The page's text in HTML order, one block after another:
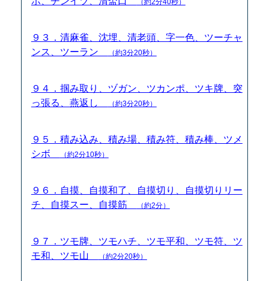
９３．清麻雀、沈埋、清老頭、字一色、ツーチャ
ンス、ツーラン
（約3分20秒）
９４．掴み取り、ヅガン、ツカンポ、ツキ牌、突
っ張る、燕返し
（約3分20秒）
９５．積み込み、積み場、積み符、積み棒、ツメ
シボ
（約2分10秒）
９６．自摸、自摸和了、自摸切り、自摸切りリー
チ、自摸スー、自摸筋
（約2分）
９７．ツモ牌、ツモハチ、ツモ平和、ツモ符、ツ
モ和、ツモ山
（約2分20秒）